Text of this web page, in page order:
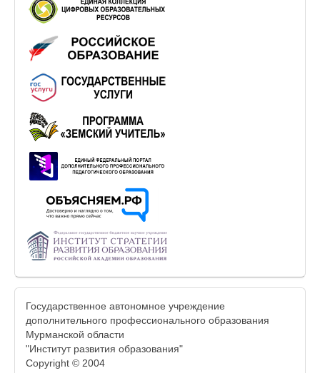
Государственное автономное учреждение
дополнительного профессионального образования
Мурманской области
"Институт развития образования"
Copyright © 2004